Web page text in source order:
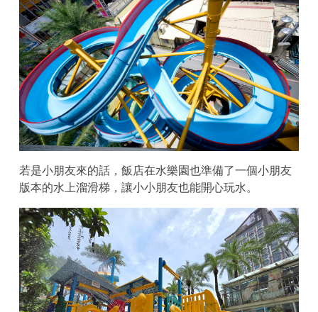
若是小朋友來的話，飯店在水樂園也準備了一個小朋友
版本的水上溜滑梯，讓小小朋友也能開心玩水。